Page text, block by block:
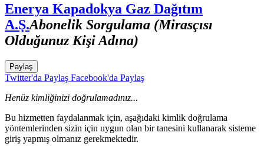
Enerya Kapadokya Gaz Dağıtım
A.Ş.Abonelik Sorgulama (Mirasçısı
Olduğunuz Kişi Adına)
Paylaş
Twitter'da Paylaş Facebook'da Paylaş
Henüz kimliğinizi doğrulamadınız...
Bu hizmetten faydalanmak için, aşağıdaki kimlik doğrulama
yöntemlerinden sizin için uygun olan bir tanesini kullanarak sisteme
giriş yapmış olmanız gerekmektedir.